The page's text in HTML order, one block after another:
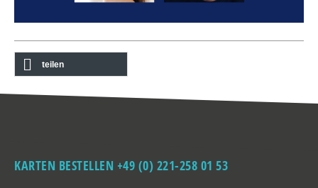
teilen
KARTEN BESTELLEN +49 (0) 221-258 01 53